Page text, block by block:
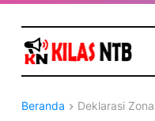
Beranda Deklarasi